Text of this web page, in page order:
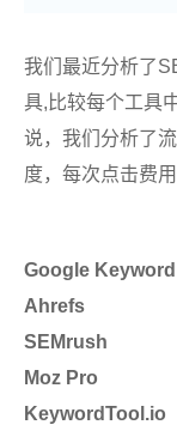
我们最近分析了
具,比较每个工具
说，我们分析了
度，每次点击费
Google
Ahrefs
SEMrush
Moz Pro
KeywordTool.io